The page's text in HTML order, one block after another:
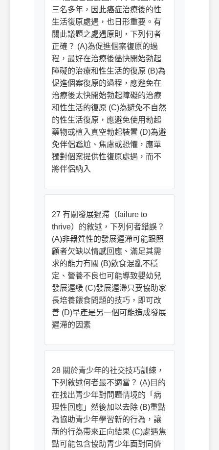
三名多年，因此癌症治療後的性
生活復原處遇，也日形重要。有
關此議題之處遇原則，下列何者
正確？ (A)為促進個案復原的過
程，最好在治療後儘快開始勃起
障礙的治療和性生活的復原 (B)為
促進個案復原的過程，應避免在
治療後太快開始勃起障礙的治療
和性生活的復原 (C)為避免不自然
的性生活復原，應避免使用勃起
藥物或植入真空勃起裝置 (D)為避
免伴侶尷尬、焦慮或恐懼，應單
獨對個案提供性復原處遇，而不
將伴侶納入
27 有關發展遲滯（failure to
thrive）的敘述，下列何者錯誤？
(A)非器質性的發展遲滯可能跟照
顧者欠缺以情感回應、滿足其需
求的能力有關 (B)飲食混亂不穩
定、營養不良也可能導致嬰幼兒
發展遲緩 (C)發展遲滯只要協助家
長培養餵食問題的技巧，即可改
善 (D)早產是另一個可能造成發展
遲滯的因素
28 關於青少年的社交技巧訓練，
下列敘述何者最不適當？ (A)目的
在找出青少年對問題情境的「病
理性回應」然後加以去除 (B)重點
為協助青少年學習新的行為，讓
新的行為帶來正向結果 (C)處遇焦
點可能包含協助青少年面對同儕